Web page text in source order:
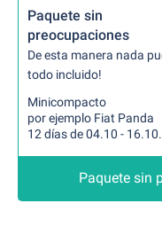
Paquete sin
preocupaciones
De esta manera nada
todo incluido!
Minicompacto
por ejemplo Fiat Panda
12 días de 04.10 -
Paquete sin